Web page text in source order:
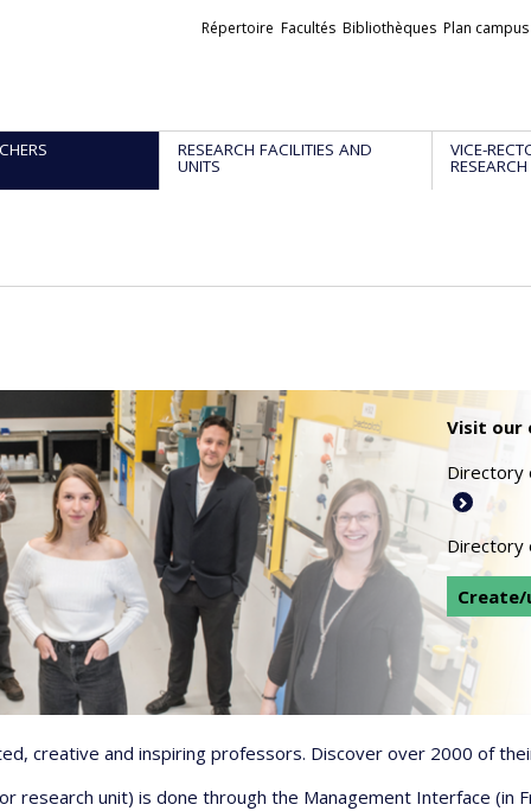
Liens
Répertoire Facultés Bibliothèques Plan campus
RESEARCH FACILITIES AND
UNITS
VICE-
RESEARCH
Visit our
Directory
Directory
creative and inspiring professors. Discover over 2000 of
unit) is done through the Management Interface (in